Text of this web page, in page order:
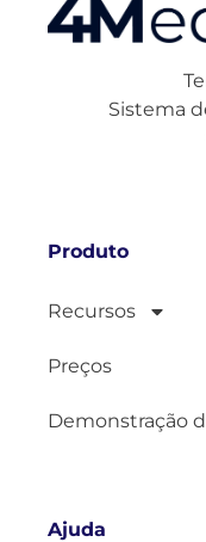
Sistema
Produto
Recursos
Preços
Demonstração
Ajuda